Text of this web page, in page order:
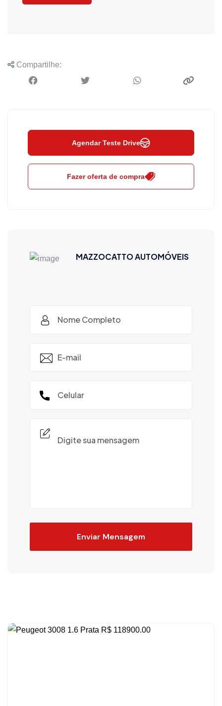
Compartilhe:
Agendar Teste Drive
Fazer oferta de compra
MAZZOCATTO AUTOMÓVEIS
Enviar Mensagem